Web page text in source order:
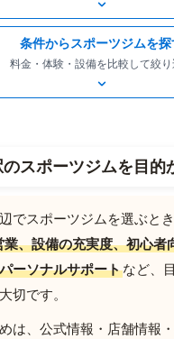
条件からスポーツジムを探
料金・体験・設備を比較して絞
スポーツジムを目的
でスポーツジムを選ぶと
、設備の充実度、初心者
ーソナルサポートなど、
切です。
は、公式情報・店舗情報